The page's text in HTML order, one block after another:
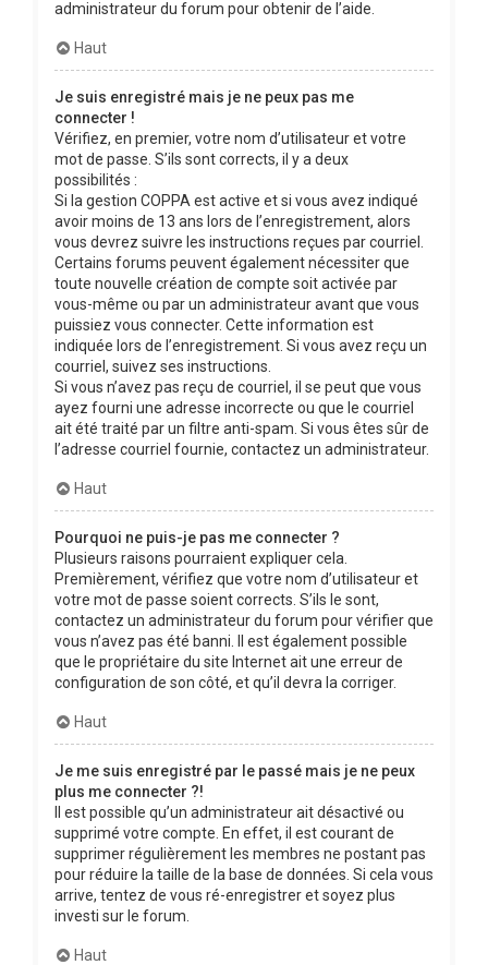
administrateur du forum pour obtenir de l’aide.
Haut
Je suis enregistré mais je ne peux pas me
connecter !
Vérifiez, en premier, votre nom d’utilisateur et votre
mot de passe. S’ils sont corrects, il y a deux
possibilités :
Si la gestion COPPA est active et si vous avez indiqué
avoir moins de 13 ans lors de l’enregistrement, alors
vous devrez suivre les instructions reçues par courriel.
Certains forums peuvent également nécessiter que
toute nouvelle création de compte soit activée par
vous-même ou par un administrateur avant que vous
puissiez vous connecter. Cette information est
indiquée lors de l’enregistrement. Si vous avez reçu un
courriel, suivez ses instructions.
Si vous n’avez pas reçu de courriel, il se peut que vous
ayez fourni une adresse incorrecte ou que le courriel
ait été traité par un filtre anti-spam. Si vous êtes sûr de
l’adresse courriel fournie, contactez un administrateur.
Haut
Pourquoi ne puis-je pas me connecter ?
Plusieurs raisons pourraient expliquer cela.
Premièrement, vérifiez que votre nom d’utilisateur et
votre mot de passe soient corrects. S’ils le sont,
contactez un administrateur du forum pour vérifier que
vous n’avez pas été banni. Il est également possible
que le propriétaire du site Internet ait une erreur de
configuration de son côté, et qu’il devra la corriger.
Haut
Je me suis enregistré par le passé mais je ne peux
plus me connecter ?!
Il est possible qu’un administrateur ait désactivé ou
supprimé votre compte. En effet, il est courant de
supprimer régulièrement les membres ne postant pas
pour réduire la taille de la base de données. Si cela vous
arrive, tentez de vous ré-enregistrer et soyez plus
investi sur le forum.
Haut